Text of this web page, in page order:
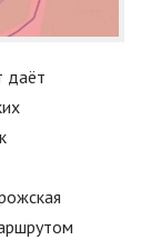
даёт